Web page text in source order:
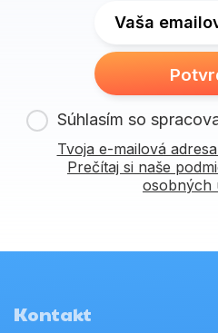
Vaša
Súhlasím so
Tvoja e-mailová
Prečítaj si naše
osobných
Kontakt